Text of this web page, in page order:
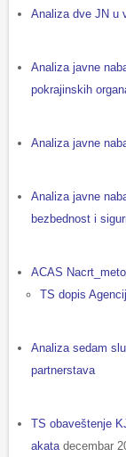
Analiza dve JN u
Analiza javne
pokrajinskih
Analiza javne
Analiza javne
bezbednost i
ACAS
TS dopis
Analiza sedam
partnerstava
TS obaveštenje
akata decembar